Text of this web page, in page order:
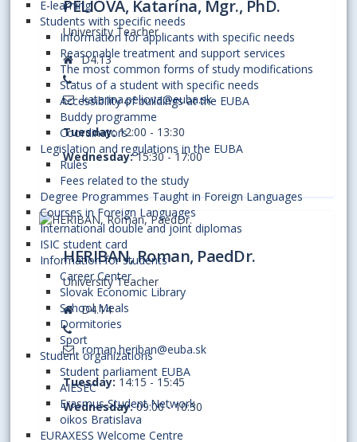
E-learning
Students with specific needs
Information for applicants with specific needs
Reasonable treatment and support services
The most common forms of study modifications
Status of a student with specific needs
Accessibility of buildings at the EUBA
Buddy programme
Coordinators
Legislation and regulations in the EUBA
Rules
Fees related to the study
Degree Programmes Taught in Foreign Languages
Courses in Foreign Languages
International double and joint diplomas
ISIC student card
Information for students
Career Center
Slovak Economic Library
School Meals
Dormitories
Sport
Student organizations
Student parliament EUBA
AIESEC
Erasmus Student Network
oikos Bratislava
EURAXESS Welcome Centre
PÉLIOVÁ, Katarína, Mgr., PhD.
University Teacher
D4.13
katarina.peliova@euba.sk
Tuesday:12:00 - 13:30
Wednesday:15:30 - 17:00
HERIBAN, Roman, PaedDr.
University Teacher
D4.14
roman.heriban@euba.sk
Tuesday: 14:15 - 15:45
Wednesday:09:00 - 10:30